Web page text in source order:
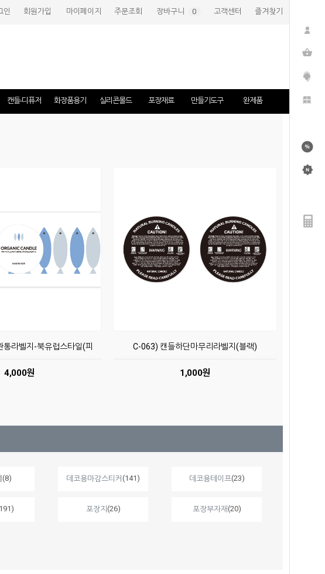
인 회원가입 마이페이지 주문조회 장바구니 0 고객센터 즐겨찾기
캔들-디퓨저 화장품용기 실리콘몰드 포장재료 만들기도구 완제품
라벨지-북유럽스타일(피
4,000원
C-063) 캔들하단마무리라벨지(블랙)
1,000원
(8) 데코용마감스티커 (141) 데코용테이프(23)
포장지 (26) 포장부자재(20)